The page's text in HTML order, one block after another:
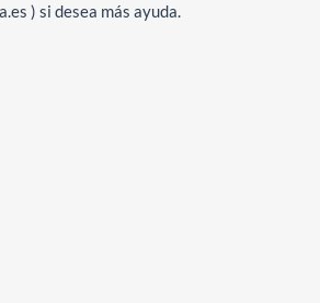
) si desea más ayuda.